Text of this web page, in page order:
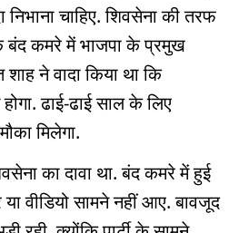
निभाना चाहिए. शिवसेना की तरफ
बंद कमरे में भाजपा के प्रमुख
ने वादा किया था कि
ढाई-ढाई साल के लिए
मिलेगा.
का दावा था. बंद कमरे में हुई
वीडियो सामने नहीं आए. बावजूद